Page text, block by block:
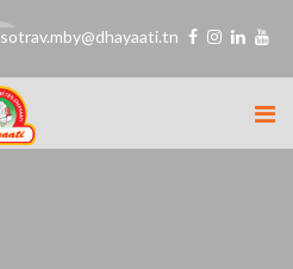
sotrav.mby@dhayaati.tn